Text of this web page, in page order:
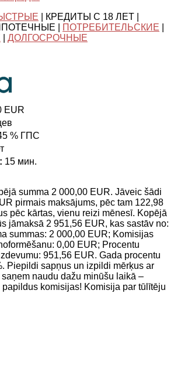
| КРЕДИТЫ С 18 ЛЕТ |
|
ПОТРЕБИТЕЛЬСКИЕ
ДОЛГОСРОЧНЫЕ
EUR
% ГПС
15 мин.
summa 2 000,00 EUR. Jāveic šādi
pirmais maksājums, pēc tam 122,98
pēc kārtas, vienu reizi mēnesī. Kopējā
jāmaksā 2 951,56 EUR, kas sastāv no:
summas: 2 000,00 EUR; Komisijas
0,00 EUR; Procentu
951,56 EUR. Gada procentu
Piepildi sapņus un izpildi mērķus ar
naudu dažu minūšu laikā –
komisijas! Komisija par tūlītēju